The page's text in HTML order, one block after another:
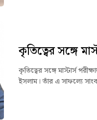
কৃতিত্বের সঙ্গে
কৃতিত্বের সঙ্গে মাস্টার্স
ইসলাম। তাঁর এ সাফল্যে